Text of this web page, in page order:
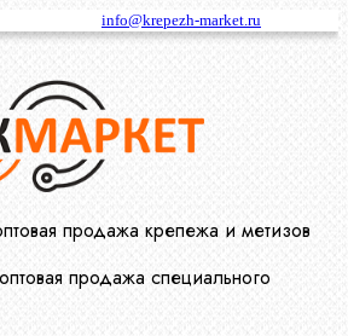
info@krepezh-market.ru
продажа крепежа и метизов
продажа специального